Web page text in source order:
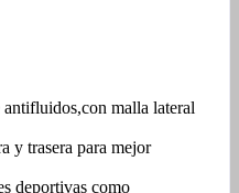
malla lateral
y trasera para mejor
deportivas como